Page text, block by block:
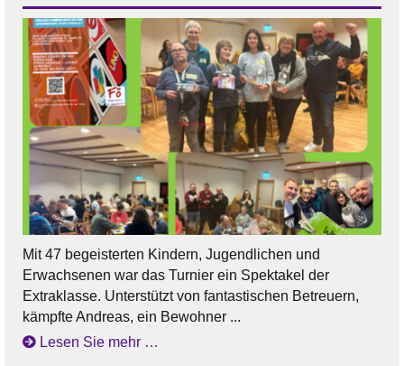
Mit 47 begeisterten Kindern, Jugendlichen und
Erwachsenen war das Turnier ein Spektakel der
Extraklasse. Unterstützt von fantastischen Betreuern,
kämpfte Andreas, ein Bewohner ...
Lesen Sie mehr …